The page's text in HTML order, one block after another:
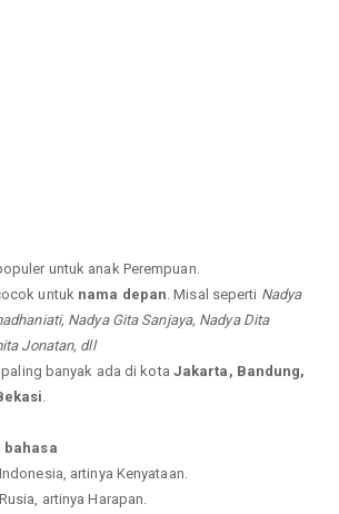
untuk anak Perempuan.
untuk nama depan . Misal seperti Nadya
Nadya Gita Sanjaya, Nadya Dita
Jonatan, dll
banyak ada di kota Jakarta, Bandung,
bahasa
artinya Kenyataan.
artinya Harapan.